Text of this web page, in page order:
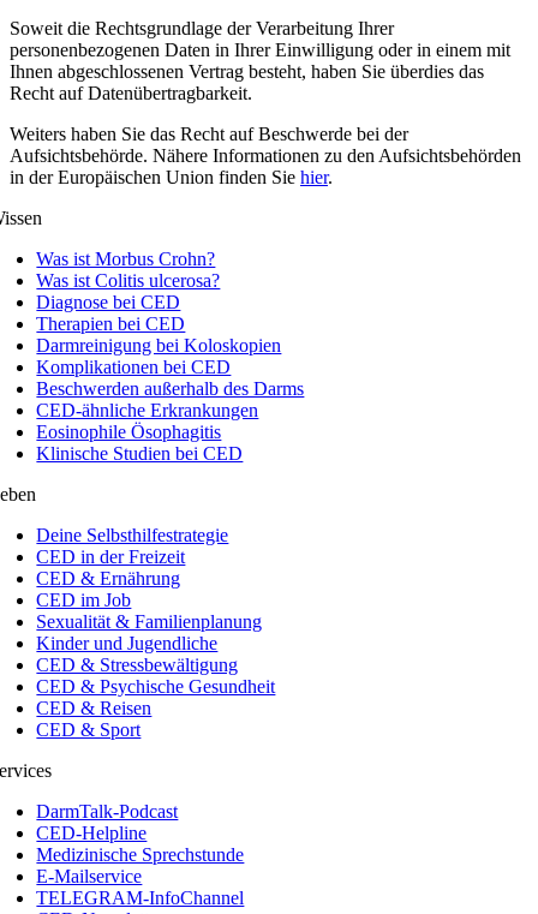
Soweit die Rechtsgrundlage der Verarbeitung Ihrer
personenbezogenen Daten in Ihrer Einwilligung oder in einem mit
Ihnen abgeschlossenen Vertrag besteht, haben Sie überdies das
Recht auf Datenübertragbarkeit.
Weiters haben Sie das Recht auf Beschwerde bei der
Aufsichtsbehörde. Nähere Informationen zu den Aufsichtsbehörden
in der Europäischen Union finden Sie hier.
Was ist Morbus Crohn?
Was ist Colitis ulcerosa?
Diagnose bei CED
Therapien bei CED
Darmreinigung bei Koloskopien
Komplikationen bei CED
Beschwerden außerhalb des Darms
CED-ähnliche Erkrankungen
Eosinophile Ösophagitis
Klinische Studien bei CED
Deine Selbsthilfestrategie
CED in der Freizeit
CED & Ernährung
CED im Job
Sexualität & Familienplanung
Kinder und Jugendliche
CED & Stressbewältigung
CED & Psychische Gesundheit
CED & Reisen
CED & Sport
DarmTalk-Podcast
CED-Helpline
Medizinische Sprechstunde
E-Mailservice
TELEGRAM-InfoChannel